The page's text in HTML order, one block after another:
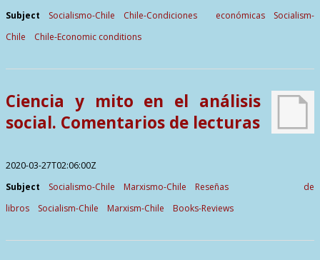
Subject
Socialismo-Chile Chile-Condiciones económicas
Socialism-
Chile
Chile-Economic conditions
Ciencia y mito en el análisis
social. Comentarios de lecturas
2020-03-27T02:06:00Z
Subject
Socialismo-Chile Marxismo-Chile
Reseñas de
libros
Socialism-Chile Marxism-Chile Books-Reviews